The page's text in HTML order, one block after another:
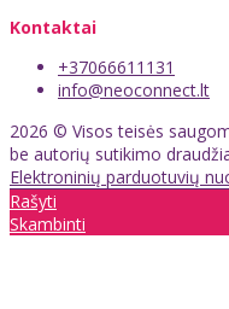
Kontaktai
+37066611131
info@neoconnect.lt
2026 © Visos teisės
be autorių sutikimo
Elektroninių parduotuvių
Rašyti
Skambinti